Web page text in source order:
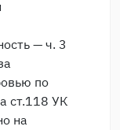
— ч. 3
по
ст.118 УК
на